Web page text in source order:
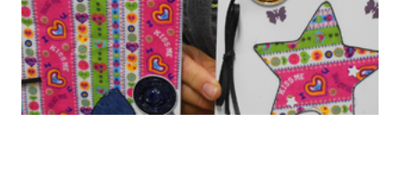
2022